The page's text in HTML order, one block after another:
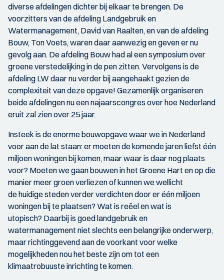
diverse afdelingen dichter bij elkaar te brengen. De
voorzitters van de afdeling Landgebruik en
Watermanagement, David van Raalten, en van de afdeling
Bouw, Ton Voets, waren daar aanwezig en geven er nu
gevolg aan. De afdeling Bouw had al een symposium over
groene verstedelijking in de pen zitten. Vervolgens is de
afdeling LW daar nu verder bij aangehaakt gezien de
complexiteit van deze opgave! Gezamenlijk organiseren
beide afdelingen nu een najaarscongres over hoe Nederland
eruit zal zien over 25 jaar.
Insteek is de enorme bouwopgave waar we in Nederland
voor aan de lat staan: er moeten de komende jaren liefst één
miljoen woningen bij komen, maar waar is daar nog plaats
voor? Moeten we gaan bouwen in het Groene Hart en op die
manier meer groen verliezen of kunnen we wellicht
de huidige steden verder verdichten door er één miljoen
woningen bij te plaatsen? Wat is reëel en wat is
utopisch? Daarbij is goed landgebruik en
watermanagement niet slechts een belangrijke onderwerp,
maar richtinggevend aan de voorkant voor welke
mogelijkheden nou het beste zijn om tot een
klimaatrobuuste inrichting te komen.